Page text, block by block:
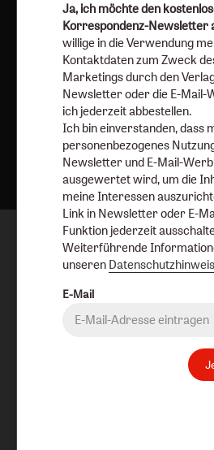
Nach oben
Ja, ich möchte den
Korrespondenz-Newsletter
willige in die Verwendung
Kontaktdaten zum Zweck
Marketings durch den
Newsletter oder die E-Mail-
ich jederzeit abbestellen.
Ich bin einverstanden, dass
personenbezogenes
Newsletter und E-Mail-
ausgewertet wird, um die
meine Interessen
Link in Newsletter oder E-
Funktion jederzeit
Weiterführende
unseren
E-Mail